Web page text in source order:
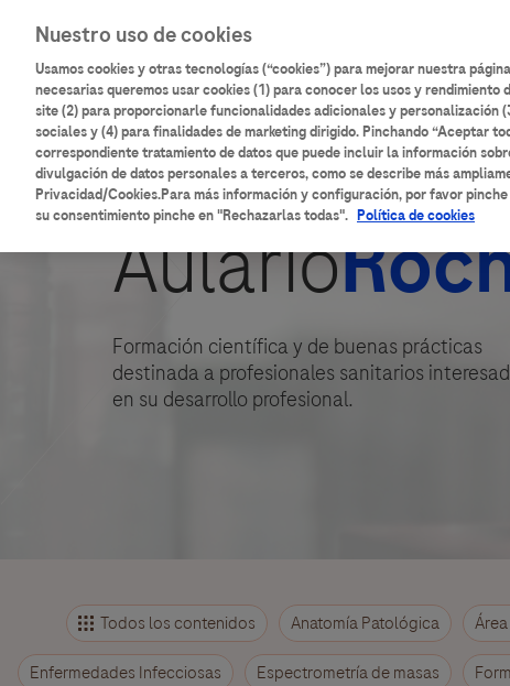
contenido
principal
Main
navigation
Inicio Catálogo de contenidos
Aulario
Formación científica y de buenas prácticas
destinada a profesionales sanitarios
en su desarrollo profesional.
Todos los contenidos Anatomía Patológica
Enfermedades Infecciosas Espectrometría de masas
Nuestro uso de cookies
Usamos cookies y otras tecnologías (“cookies”) para mejorar nuestra
necesarias queremos usar cookies (1) para conocer los usos y
site (2) para proporcionarle funcionalidades adicionales y personalización
sociales y (4) para finalidades de marketing dirigido. Pinchando “Aceptar
correspondiente tratamiento de datos que puede incluir la información
divulgación de datos personales a terceros, como se describe más
Privacidad/Cookies.Para más información y configuración, por favor
su consentimiento pinche en "Rechazarlas todas". Política de cookies